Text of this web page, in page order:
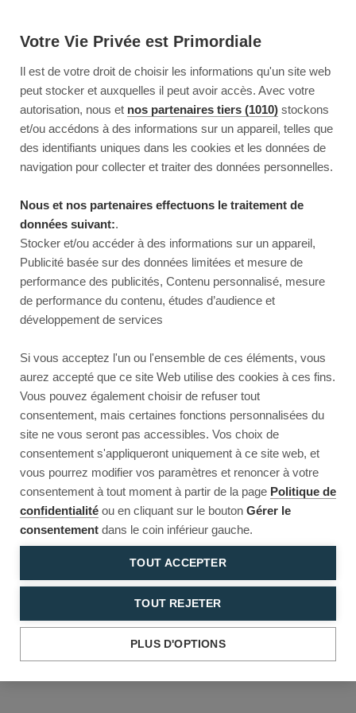
Votre Vie Privée est Primordiale
Il est de votre droit de choisir les informations qu'un site web
peut stocker et auxquelles il peut avoir accès. Avec votre
autorisation, nous et nos partenaires tiers (1010) stockons
et/ou accédons à des informations sur un appareil, telles que
des identifiants uniques dans les cookies et les données de
navigation pour collecter et traiter des données personnelles.
Nous et nos partenaires effectuons le traitement de
données suivant:.
Stocker et/ou accéder à des informations sur un appareil,
Publicité basée sur des données limitées et mesure de
performance des publicités, Contenu personnalisé, mesure
de performance du contenu, études d’audience et
développement de services
Si vous acceptez l'un ou l'ensemble de ces éléments, vous
aurez accepté que ce site Web utilise des cookies à ces fins.
Vous pouvez également choisir de refuser tout
consentement, mais certaines fonctions personnalisées du
site ne vous seront pas accessibles. Vos choix de
consentement s'appliqueront uniquement à ce site web, et
vous pourrez modifier vos paramètres et renoncer à votre
consentement à tout moment à partir de la page Politique de
confidentialité ou en cliquant sur le bouton Gérer le
consentement dans le coin inférieur gauche.
TOUT ACCEPTER
TOUT REJETER
PLUS D'OPTIONS
Reload to try again, or go back.
Reload Back